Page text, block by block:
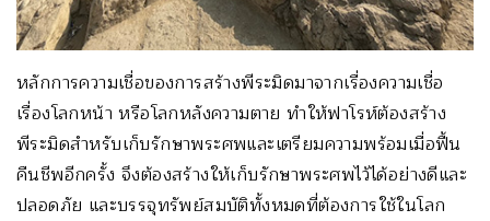
หลักการความเชื่อของการสร้างพีระมิดมาจากเรื่องความเชื่อ
เรื่องโลกหน้า หรือโลกหลังความตาย ทำให้ฟาโรห์ต้องสร้าง
พีระมิดสำหรับเก็บรักษาพระศพและเตรียมความพร้อมเมื่อฟื้น
คืนชีพอีกครั้ง จึงต้องสร้างให้เก็บรักษาพระศพไว้ได้อย่างดีและ
ปลอดภัย และบรรจุทรัพย์สมบัติทั้งหมดที่ต้องการใช้ในโลก